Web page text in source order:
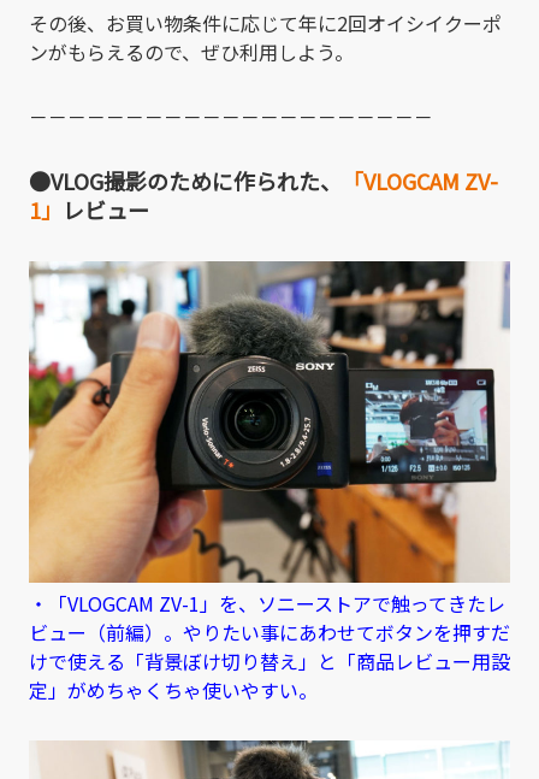
その後、お買い物条件に応じて年に2回オイシイクーポ
ンがもらえるので、ぜひ利用しよう。
－－－－－－－－－－－－－－－－－－－－－
●VLOG撮影のために作られた、
「VLOGCAM ZV-
1」 レビュー
・「VLOGCAM ZV-1」を、ソニーストアで触ってきたレ
ビュー（前編）。やりたい事にあわせてボタンを押すだ
けで使える「背景ぼけ切り替え」と「商品レビュー用設
定」がめちゃくちゃ使いやすい。